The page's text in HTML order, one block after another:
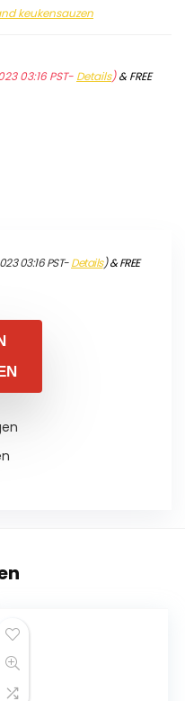
keukensauzen
03:16 PST- Details)&FREE
03:16 PST-Details)&FREE